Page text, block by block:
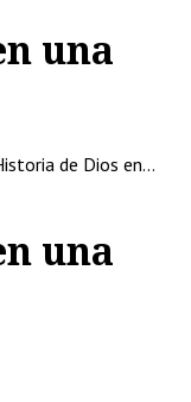
una
de Dios en…
una